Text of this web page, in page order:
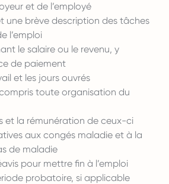
et de l’employé
une brève description des tâches
l’emploi
le salaire ou le revenu, y
de paiement
et les jours ouvrés
toute organisation du
et la rémunération de ceux-ci
aux congés maladie et à la
de maladie
pour mettre fin à l’emploi
probatoire, si applicable